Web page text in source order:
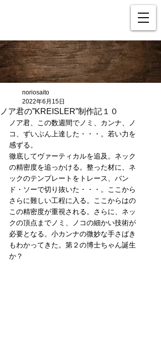
ノア君の”KREISLER”制作記１０
noriosaito
2022年6月15日
ノア君、この数週間でノミ、カンナ、ノ
コ、ずいぶん上達した・・・。若い力を
感ずる。
徹底してヴァーティカルを追及。ネック
の精密度を追っかける。整った材に、ネ
ックのテンプレートをトレース、バン
ド・ソーで切り抜いた・・・。ここから
さらに難しい工程に入る。ここからはの
この精密度が重視される。さらに、ネッ
クの頂点までノミ、ノコの細かい技術が
必要となる。小カンナの微妙な手さばき
もわかってきた。第２の博士ちゃん誕生
か？